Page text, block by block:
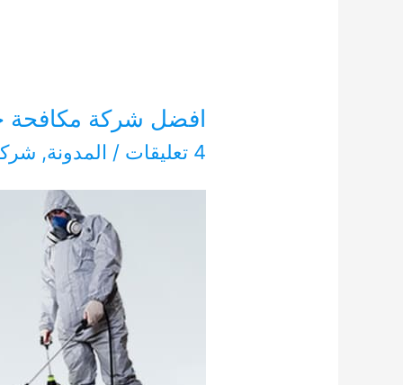
افضل شركة مكافحة حشرات
4 تعليقات / المدونة,